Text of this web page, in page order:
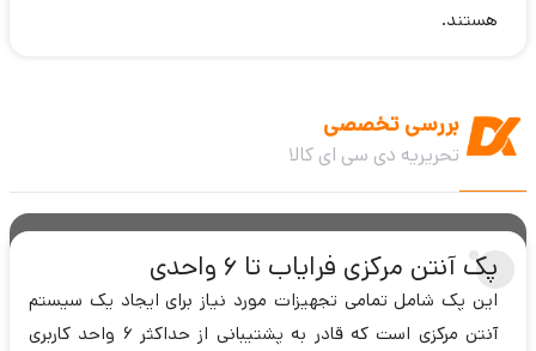
هستند.
بررسی تخصصی
تحریریه دی سی ای کالا
پک آنتن مرکزی فرایاب تا 6 واحدی
این پک شامل تمامی تجهیزات مورد نیاز برای ایجاد یک سیستم
آنتن مرکزی است که قادر به پشتیبانی از حداکثر 6 واحد کاربری